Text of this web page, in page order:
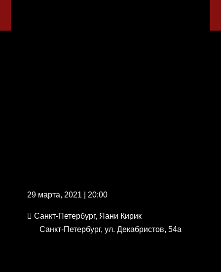
29 марта, 2021 | 20:00
Санкт-Петербург, Яани Кирик
Санкт-Петербург, ул. Декабристов, 54а